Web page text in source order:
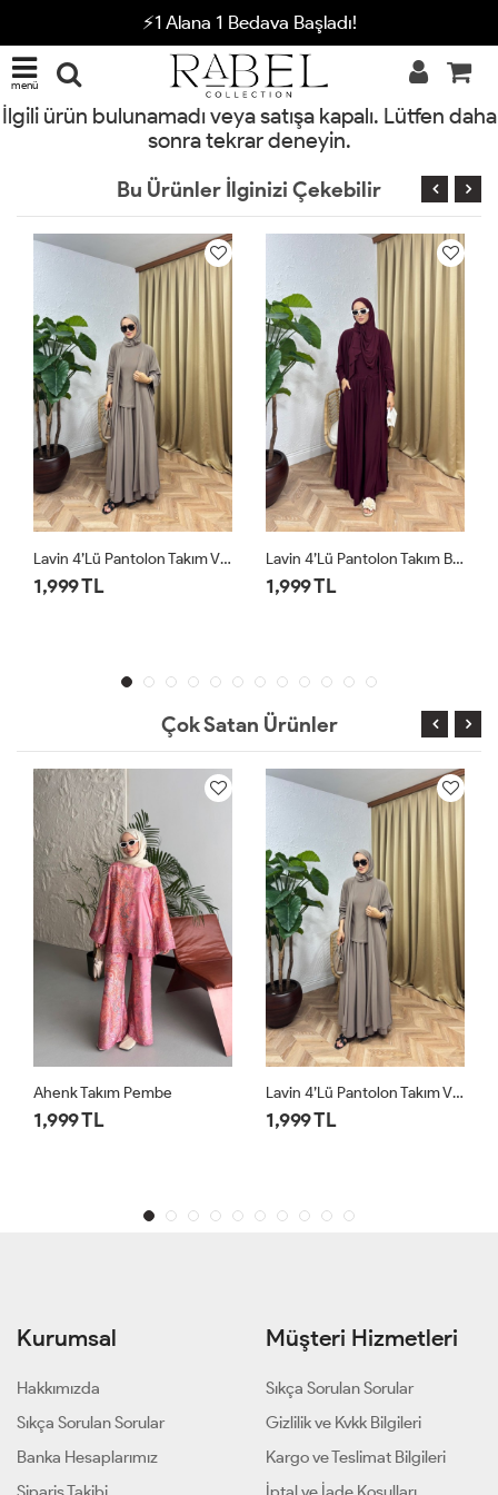
⚡1 Alana 1 Bedava Başladı!
menü
İlgili ürün bulunamadı veya satışa kapalı. Lütfen daha
sonra tekrar deneyin.
Bu Ürünler İlginizi Çekebilir
1,999 TL 1,999 TL
Çok Satan Ürünler
Lavin 4’lü Pantolon Takım Vizon
1,999 TL 1,999 TL
Kurumsal
Hakkımızda
Sıkça Sorulan Sorular
Banka Hesaplarımız
Müşteri Hizmetleri
Sıkça Sorulan Sorular
Gizlilik ve Kvkk Bilgileri
Kargo ve Teslimat Bilgileri